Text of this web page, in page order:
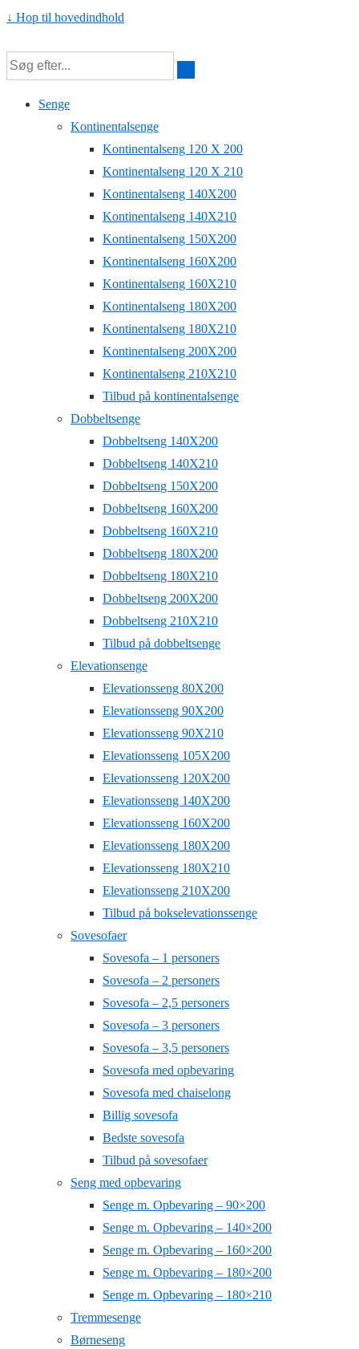
↓ Hop til hovedindhold
Senge
Kontinentalsenge
Kontinentalseng 120 X 200
Kontinentalseng 120 X 210
Kontinentalseng 140X200
Kontinentalseng 140X210
Kontinentalseng 150X200
Kontinentalseng 160X200
Kontinentalseng 160X210
Kontinentalseng 180X200
Kontinentalseng 180X210
Kontinentalseng 200X200
Kontinentalseng 210X210
Tilbud på kontinentalsenge
Dobbeltsenge
Dobbeltseng 140X200
Dobbeltseng 140X210
Dobbeltseng 150X200
Dobbeltseng 160X200
Dobbeltseng 160X210
Dobbeltseng 180X200
Dobbeltseng 180X210
Dobbeltseng 200X200
Dobbeltseng 210X210
Tilbud på dobbeltsenge
Elevationsenge
Elevationsseng 80X200
Elevationsseng 90X200
Elevationsseng 90X210
Elevationsseng 105X200
Elevationsseng 120X200
Elevationsseng 140X200
Elevationsseng 160X200
Elevationsseng 180X200
Elevationsseng 180X210
Elevationsseng 210X200
Tilbud på bokselevationssenge
Sovesofaer
Sovesofa – 1 personers
Sovesofa – 2 personers
Sovesofa – 2,5 personers
Sovesofa – 3 personers
Sovesofa – 3,5 personers
Sovesofa med opbevaring
Sovesofa med chaiselong
Billig sovesofa
Bedste sovesofa
Tilbud på sovesofaer
Seng med opbevaring
Senge m. Opbevaring – 90×200
Senge m. Opbevaring – 140×200
Senge m. Opbevaring – 160×200
Senge m. Opbevaring – 180×200
Senge m. Opbevaring – 180×210
Tremmesenge
Børneseng